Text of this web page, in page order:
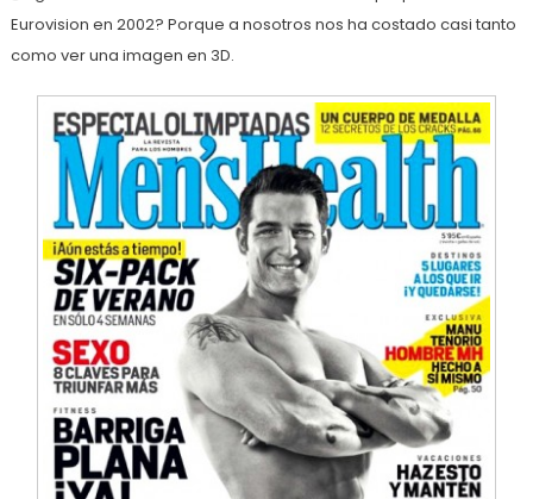
Eurovision en 2002? Porque a nosotros nos ha costado casi tanto
como ver una imagen en 3D.